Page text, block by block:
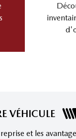
VÉHICULE
et les